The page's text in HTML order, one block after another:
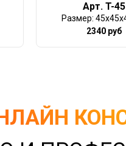
Арт. T-45
Размер:
2340 руб